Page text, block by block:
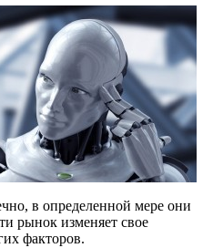
в определенной мере они
рынок изменяет свое
факторов.